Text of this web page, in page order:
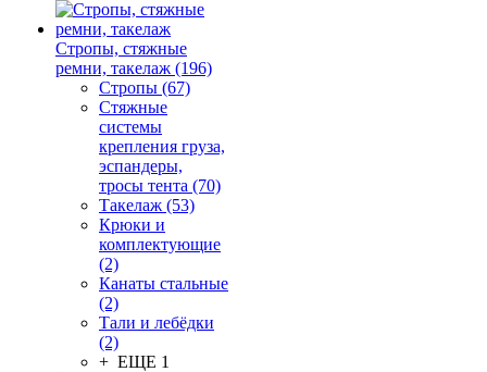
Стропы, стяжные
ремни, такелаж (196)
Стропы (67)
Стяжные
системы
крепления груза,
эспандеры,
тросы тента (70)
Такелаж (53)
Крюки и
комплектующие
(2)
Канаты стальные
(2)
Тали и лебёдки
(2)
+ ЕЩЕ 1